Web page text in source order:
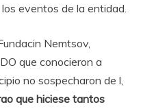
eventos de la entidad.
Nemtsov,
que conocieron a
no sospecharon de l,
que hiciese tantos